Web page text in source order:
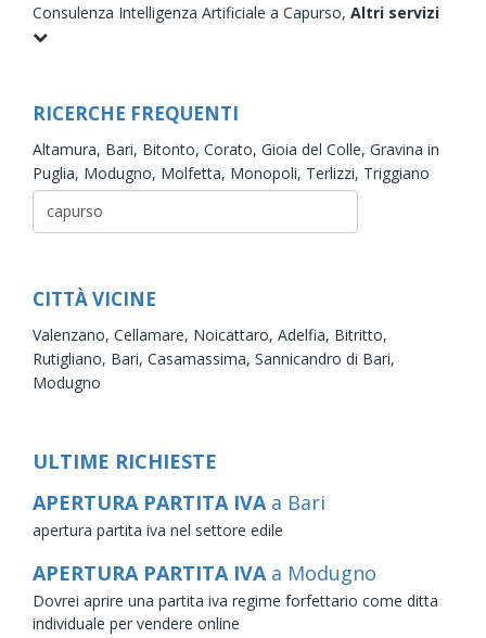
Consulenza Intelligenza Artificiale a Capurso, Altri servizi
RICERCHE FREQUENTI
Altamura, Bari, Bitonto, Corato, Gioia del Colle, Gravina in
Puglia, Modugno, Molfetta, Monopoli, Terlizzi, Triggiano
CITTÀ VICINE
Valenzano, Cellamare, Noicattaro, Adelfia, Bitritto,
Rutigliano, Bari, Casamassima, Sannicandro di Bari,
Modugno
ULTIME RICHIESTE
APERTURA PARTITA IVA a Bari
apertura partita iva nel settore edile
APERTURA PARTITA IVA a Modugno
Dovrei aprire una partita iva regime forfettario come ditta
individuale per vendere online